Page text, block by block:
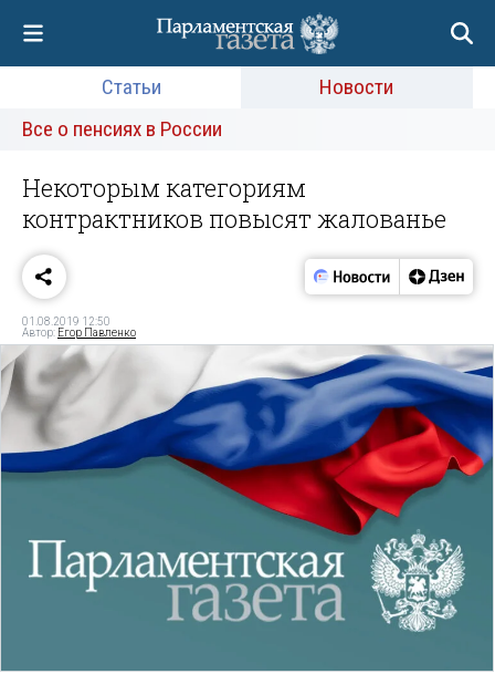
Статьи
Новости
Все о пенсиях в России
Некоторым категориям
контрактников повысят жалованье
01.08.2019 12:50
Автор: Егор Павленко